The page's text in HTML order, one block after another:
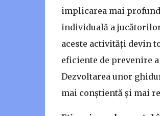
implicarea mai
individuală a
aceste activități devin
eficiente de prevenire
Dezvoltarea unor
mai conștientă și mai